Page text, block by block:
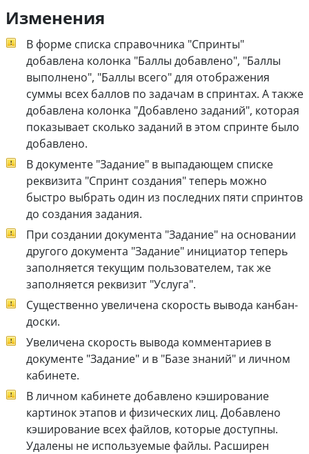
Изменения
В форме списка справочника "Спринты"
добавлена колонка "Баллы добавлено", "Баллы
выполнено", "Баллы всего" для отображения
суммы всех баллов по задачам в спринтах. А также
добавлена колонка "Добавлено заданий", которая
показывает сколько заданий в этом спринте было
добавлено.
В документе "Задание" в выпадающем списке
реквизита "Спринт создания" теперь можно
быстро выбрать один из последних пяти спринтов
до создания задания.
При создании документа "Задание" на основании
другого документа "Задание" инициатор теперь
заполняется текущим пользователем, так же
заполняется реквизит "Услуга".
Существенно увеличена скорость вывода канбан-
доски.
Увеличена скорость вывода комментариев в
документе "Задание" и в "Базе знаний" и личном
кабинете.
В личном кабинете добавлено кэширование
картинок этапов и физических лиц. Добавлено
кэширование всех файлов, которые доступны.
Удалены не используемые файлы. Расширен